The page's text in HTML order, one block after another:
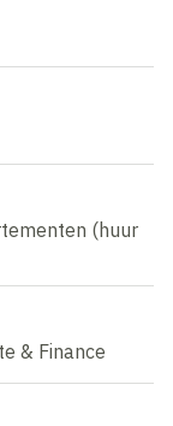
(huur
& Finance